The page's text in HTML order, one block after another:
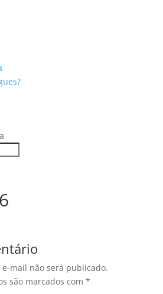
mail não será publicado.
são marcados com *